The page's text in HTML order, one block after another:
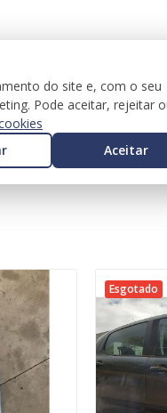
Esgotado
do site e, com o seu
Pode aceitar, rejeitar
Aceitar